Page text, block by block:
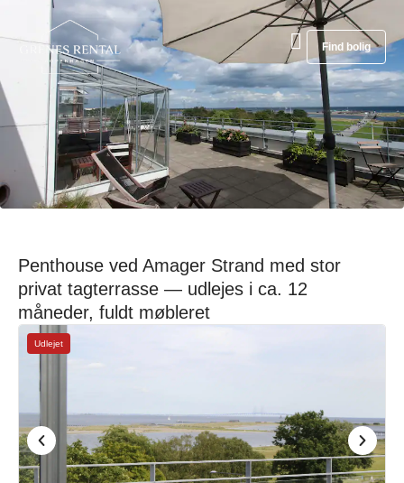
Find bolig
Penthouse ved Amager Strand med stor
privat tagterrasse — udlejes i ca. 12
måneder, fuldt møbleret
Udlejet